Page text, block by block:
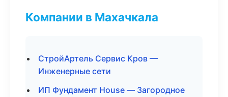
Компании в Махачкала
СтройАртель Сервис Кров —
Инженерные сети
ИП Фундамент House — Загородное